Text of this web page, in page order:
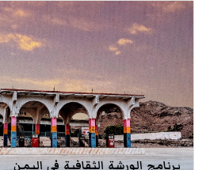
برنامج الورشة الثقافية في اليمن